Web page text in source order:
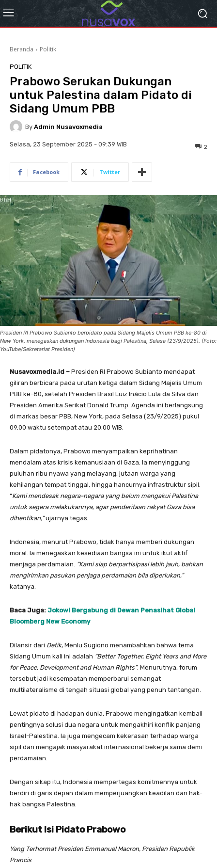
Beranda Politik
POLITIK
Prabowo Serukan Dukungan
untuk Palestina dalam Pidato di
Sidang Umum PBB
By Admin Nusavoxmedia
Selasa, 23 September 2025 - 09:39 WIB 2
Facebook Twitter
Presiden RI Prabowo Subianto berpidato pada Sidang Majelis Umum PBB ke-80 di
New York, menegaskan dukungan Indonesia bagi Palestina, Selasa (23/9/2025). (Foto:
YouTube/Sekretariat Presiden)
Nusavoxmedia.id – Presiden RI Prabowo Subianto mendapat
giliran berbicara pada urutan ketiga dalam Sidang Majelis Umum
PBB ke-80, setelah Presiden Brasil Luiz Inácio Lula da Silva dan
Presiden Amerika Serikat Donald Trump. Agenda ini berlangsung
di markas besar PBB, New York, pada Selasa (23/9/2025) pukul
09.00 waktu setempat atau 20.00 WIB.
Dalam pidatonya, Prabowo menyampaikan keprihatinan
mendalam atas krisis kemanusiaan di Gaza. Ia menyinggung
puluhan ribu nyawa yang melayang, jutaan warga yang
kehilangan tempat tinggal, hingga hancurnya infrastruktur sipil.
“Kami mendesak negara-negara yang belum mengakui Palestina
untuk segera melakukannya, agar penderitaan rakyat Gaza bisa
dihentikan,”ujarnya tegas.
Indonesia, menurut Prabowo, tidak hanya memberi dukungan
moral. Ia menegaskan kesediaan bangsa ini untuk ikut aktif
menjaga perdamaian. “Kami siap berpartisipasi lebih jauh, bahkan
mengirimkan pasukan penjaga perdamaian bila diperlukan,”
katanya.
Baca Juga: Jokowi Bergabung di Dewan Penasihat Global
Bloomberg New Economy
Dilansir dari Detik, Menlu Sugiono menambahkan bahwa tema
Sidang Umum kali ini adalah “Better Together, Eight Years and More
for Peace, Development and Human Rights”. Menurutnya, forum
tersebut jadi kesempatan memperbarui semangat
multilateralisme di tengah situasi global yang penuh tantangan.
Lewat pidato di hadapan dunia, Prabowo mengingatkan kembali
pentingnya solusi dua negara untuk mengakhiri konflik panjang
Israel-Palestina. Ia juga mengecam kekerasan terhadap warga
sipil dan mengajak masyarakat internasional bekerja sama demi
perdamaian.
Dengan sikap itu, Indonesia mempertegas komitmennya untuk
berdiri di garis depan dalam memperjuangkan keadilan dan hak-
hak bangsa Palestina.
Berikut Isi Pidato Prabowo
Yang Terhormat Presiden Emmanuel Macron, Presiden Republik
Prancis